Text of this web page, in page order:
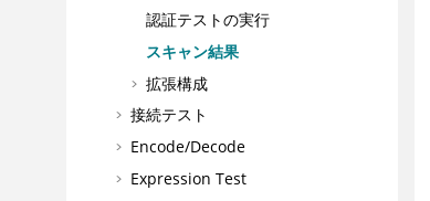
認証テストの実行
スキャン結果
拡張構成
接続テスト
Encode/Decode
Expression Test